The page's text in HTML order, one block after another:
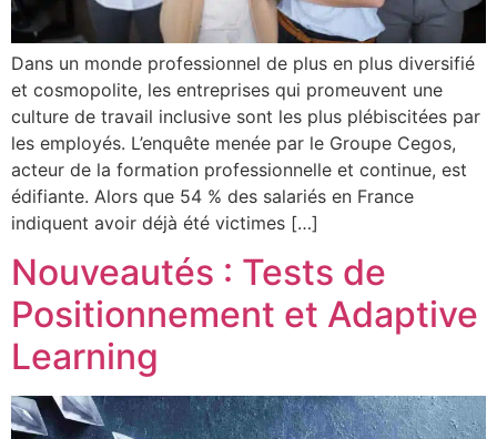
Dans un monde professionnel de plus en plus diversifié
et cosmopolite, les entreprises qui promeuvent une
culture de travail inclusive sont les plus plébiscitées par
les employés. L’enquête menée par le Groupe Cegos,
acteur de la formation professionnelle et continue, est
édifiante. Alors que 54 % des salariés en France
indiquent avoir déjà été victimes […]
Nouveautés : Tests de
Positionnement et Adaptive
Learning